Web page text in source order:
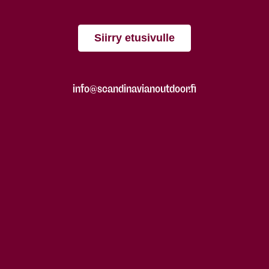
Siirry etusivulle
info@scandinavianoutdoor.fi